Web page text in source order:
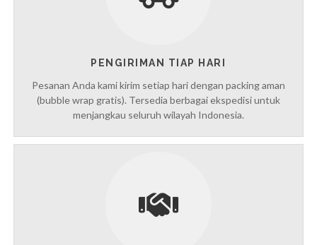
PENGIRIMAN TIAP HARI
Pesanan Anda kami kirim setiap hari dengan packing aman
(bubble wrap gratis). Tersedia berbagai ekspedisi untuk
menjangkau seluruh wilayah Indonesia.